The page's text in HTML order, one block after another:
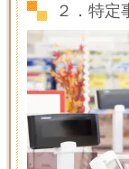
２．特定